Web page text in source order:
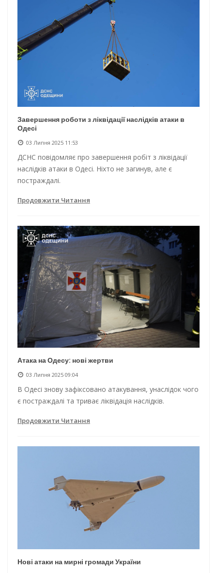
Завершення роботи з ліквідації наслідків атаки в
Одесі
03 Липня 2025 11:53
ДСНС повідомляє про завершення робіт з ліквідації
наслідків атаки в Одесі. Ніхто не загинув, але є
постраждалі.
Продовжити Читання
Атака на Одесу: нові жертви
03 Липня 2025 09:04
В Одесі знову зафіксовано атакування, унаслідок чого
є постраждалі та триває ліквідація наслідків.
Продовжити Читання
Нові атаки на мирні громади України